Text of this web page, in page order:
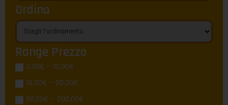
Ordina
Range Prezzo
0,00€ — 10,00€
10,00€ — 50,00€
50,00€ — 200,00€